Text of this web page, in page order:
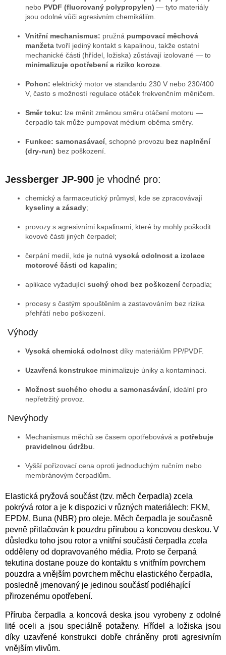
nebo PVDF (fluorovaný polypropylen) — tyto materiály
jsou odolné vůči agresivním chemikáliím.
Vnitřní mechanismus: pružná pumpovací měchová
manžeta tvoří jediný kontakt s kapalinou, takže ostatní
mechanické části (hřídel, ložiska) zůstávají izolované — to
minimalizuje opotřebení a riziko koroze
Pohon: elektrický motor ve standardu 230 V nebo 230/400
V, často s možností regulace otáček frekvenčním měničem.
Směr toku: lze měnit změnou směru otáčení motoru —
čerpadlo tak může pumpovat médium oběma směry.
Funkce: samonasávací, schopné provozu bez naplnění
(dry-run) bez poškození.
Jessberger JP-900 je vhodné pro:
chemický a farmaceutický průmysl, kde se zpracovávají
kyseliny a zásady;
provozy s agresivními kapalinami, které by mohly poškodit
kovové části jiných čerpadel;
čerpání medií, kde je nutná vysoká odolnost a izolace
motorové části od kapalin;
aplikace vyžadující suchý chod bez poškozeníčerpadla;
procesy s častým spouštěním a zastavováním bez rizika
přehřátí nebo poškození.
Výhody
Vysoká chemická odolnost díky materiálům PP/PVDF.
Uzavřená konstrukce minimalizuje úniky a kontaminaci.
Možnost suchého chodu a samonasávání, ideální pro
nepřetržitý provoz.
Nevýhody
Mechanismus měchů se časem opotřebovává a potřebuje
pravidelnou údržbu
Vyšší pořizovací cena oproti jednoduchým ručním nebo
membránovým čerpadlům.
Elastická pryžová součást (tzv. měch čerpadla) zcela
pokrývá rotor a je k dispozici v různých materiálech: FKM,
EPDM, Buna (NBR) pro oleje. Měch čerpadla je současně
pevně přitlačován k pouzdru přírubou a koncovou deskou. V
důsledku toho jsou rotor a vnitřní součásti čerpadla zcela
odděleny od dopravovaného média. Proto se čerpaná
tekutina dostane pouze do kontaktu s vnitřním povrchem
pouzdra a vnějším povrchem měchu elastického čerpadla,
posledně jmenovaný je jedinou součástí podléhající
přirozenému opotřebení.
Příruba čerpadla a koncová deska jsou vyrobeny z odolné
lité oceli a jsou speciálně potaženy. Hřídel a ložiska jsou
díky uzavřené konstrukci dobře chráněny proti agresivním
vnějším vlivům.